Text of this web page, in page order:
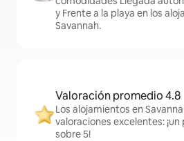
y Frente a la playa en los
Savannah.
Valoración promedio 4.8
Los alojamientos en
valoraciones excelentes:
sobre 5!